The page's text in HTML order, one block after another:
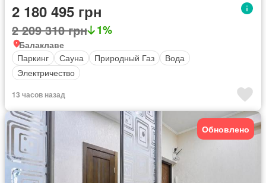
2 180 495 грн
2 209 310 грн 1%
Балаклаве
Паркинг
Сауна Природный Газ
Вода
Электричество
13 часов назад
Обновлено